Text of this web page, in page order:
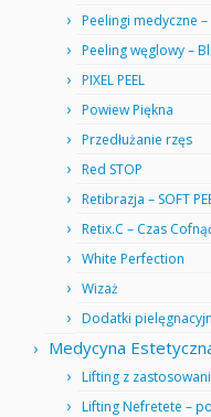
Peelingi medyczne –
Peeling węglowy –
PIXEL PEEL
Powiew Piękna
Przedłużanie rzęs
Red STOP
Retibrazja – SOFT
Retix.C – Czas
White Perfection
Wizaż
Dodatki
Medycyna
Lifting z
Lifting Nefretete –